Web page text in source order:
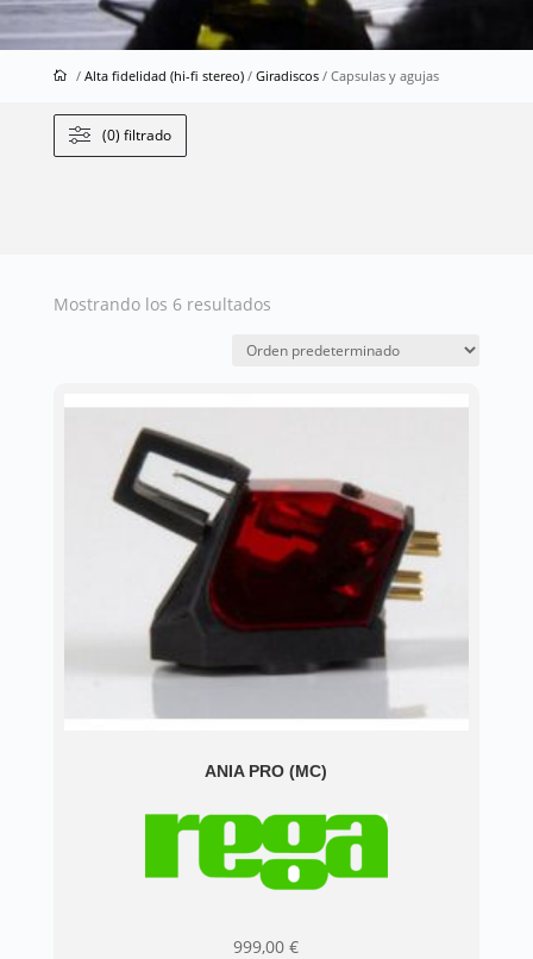
/ Alta fidelidad (hi-fi stereo)/ Giradiscos/ Capsulas y agujas
(0) filtrado
Mostrando los 6 resultados
ANIA PRO (MC)
999,00€